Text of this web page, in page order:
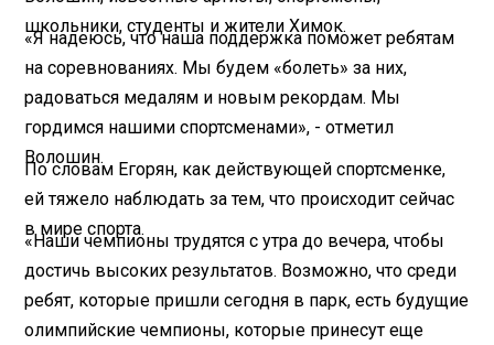
школьники, студенты и жители Химок.
«Я надеюсь, что наша поддержка поможет ребятам
на соревнованиях. Мы будем «болеть» за них,
радоваться медалям и новым рекордам. Мы
гордимся нашими спортсменами», - отметил
Волошин.
По словам Егорян, как действующей спортсменке,
ей тяжело наблюдать за тем, что происходит сейчас
в мире спорта.
«Наши чемпионы трудятся с утра до вечера, чтобы
достичь высоких результатов. Возможно, что среди
ребят, которые пришли сегодня в парк, есть будущие
олимпийские чемпионы, которые принесут еще